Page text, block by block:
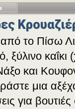
το Πίσω
ξύλινο
και
μια
για